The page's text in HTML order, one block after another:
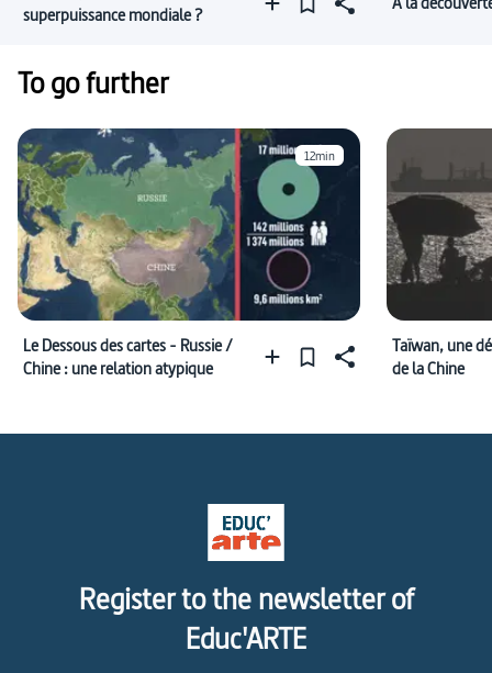
superpuissance mondiale ?
To go further
12min
Le Dessous des cartes - Russie /
Chine : une relation atypique
Taïwan, une
de la Chine
Register to the newsletter of
Educ'ARTE